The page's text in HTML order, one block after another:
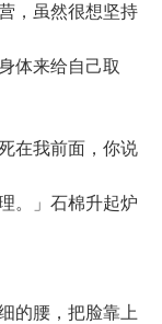
，虽然很想坚持
体来给自己取
在我前面，你说
。」石棉升起炉
的腰，把脸靠上